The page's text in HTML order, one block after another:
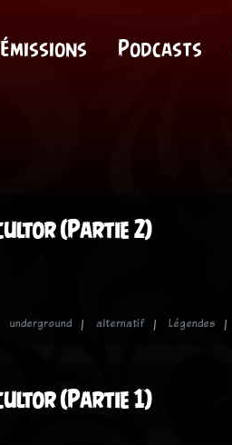
Émissions Podcasts
(Partie 2)
underground alternatif Légendes
(Partie 1)